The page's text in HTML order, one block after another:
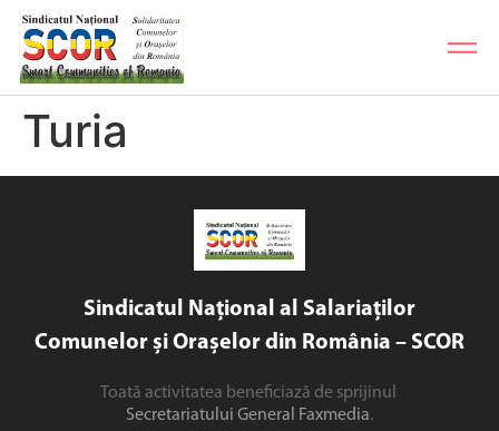
Turia
Sindicatul Național al Salariaților
Comunelor și Orașelor din România – SCOR
Toată activitatea beneficiază de sprijinul
Secretariatului General Faxmedia.